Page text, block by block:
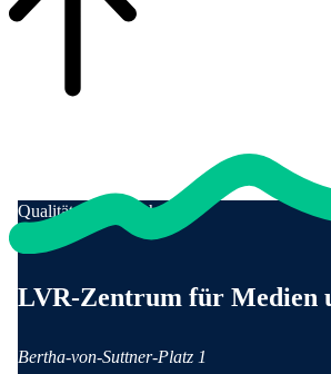
Qualität für Menschen
LVR-Zentrum für Medien
Bertha-von-Suttner-Platz 1